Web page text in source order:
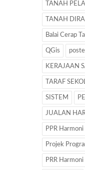
TANAH
TANAH
Balai Cerap
QGis
KERAJAAN
TARAF
SISTEM
JUALAN
PPR Harmoni
Projek
PRR